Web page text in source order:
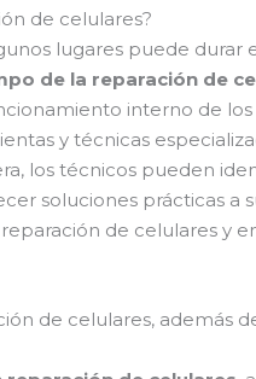
de celulares?
lugares puede durar
de la reparación de
interno de los
y técnicas
los técnicos pueden
soluciones prácticas a
de celulares y
de celulares, además